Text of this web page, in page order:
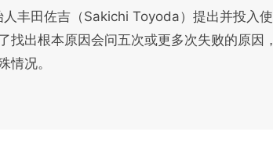
丰田佐吉（Sakichi Toyoda）提出并投入使
出根本原因会问五次或更多次失败的原因，
情况。